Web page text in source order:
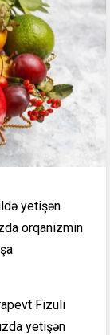
yetişən
orqanizmin
Fizuli
yetişən